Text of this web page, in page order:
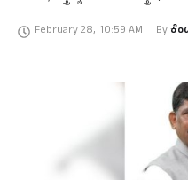
February 28, 10:59 AM By